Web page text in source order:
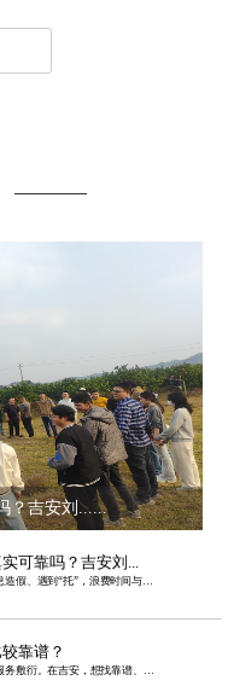
？吉安刘......
可靠吗？吉安刘...
单身找对象，常常担心的就是婚介所信息造假、遇到“托”，浪费时间与金钱。其实，正规......
靠谱？
身找对象，最怕遇套路、怕信息假、怕服务敷衍。在吉安，想找靠谱、正规、本地口碑好的......